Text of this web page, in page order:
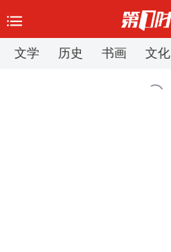
文学 历史 书画 文化
